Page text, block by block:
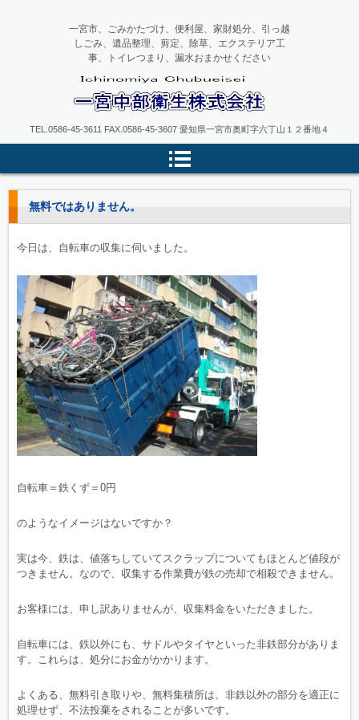
一宮中部衛生
一宮市、ごみかたづけ、便利屋、家財処分、引っ越
しごみ、遺品整理、剪定、除草、エクステリア工
事、トイレつまり、漏水おまかせください
TEL.0586-45-3611 FAX.0586-45-3607 愛知県一宮市奥町字六丁山１２番地４
無料ではありません。
今日は、自転車の収集に伺いました。
自転車＝鉄くず＝0円
のようなイメージはないですか？
実は今、鉄は、値落ちしていてスクラップについてもほとんど値段が
つきません。なので、収集する作業費が鉄の売却で相殺できません。
お客様には、申し訳ありませんが、収集料金をいただきました。
自転車には、鉄以外にも、サドルやタイヤといった非鉄部分がありま
す。これらは、処分にお金がかかります。
よくある、無料引き取りや、無料集積所は、非鉄以外の部分を適正に
処理せず、不法投棄をされることが多いです。